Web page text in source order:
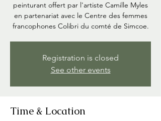
peinturant offert par l'artiste Camille Myles
en partenariat avec le Centre des femmes
Registration is closed
See other events
Time & Location